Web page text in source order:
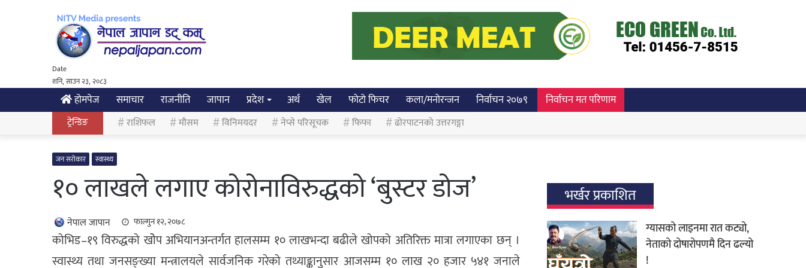
Date
शनि, साउन २३, २०८३
होमपेज समाचार राजनीति जापान प्रदेश अर्थ खेल फोटो फिचर कला/मनोरन्जन निर्वाचन २०७९ निर्वाचन मत परिणाम
ट्रेन्डिङ राशिफल मौसम विनिमयदर नेप्से परिसूचक फिफा ढोरपाटनको उत्तरगङ्गा
जन सरोकार स्वास्थ्य
१० लाखले लगाए कोरोनाविरुद्धको ‘बुस्टर डोज’
नेपाल जापान फाल्गुन १२, २०७८
कोभिड–१९ विरुद्धको खोेप अभियानअन्तर्गत हालसम्म १० लाखभन्दा बढीले खोपको अतिरिक्त मात्रा लगाएका छन् ।
स्वास्थ्य तथा जनसङ्ख्या मन्त्रालयले सार्वजनिक गरेको तथ्याङ्कानुसार आजसम्म १० लाख २० हजार ५४१ जनाले
भर्खर प्रकाशित
ग्यासको लाइनमा रात कट्यो,
नेताको दोषारोपणमै दिन ढल्यो
!